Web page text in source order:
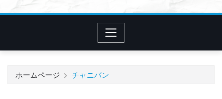
ホームページ チャニバン